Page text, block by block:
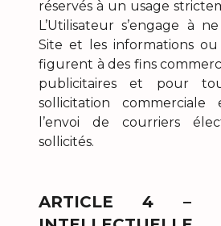
réservés à un usage
L’Utilisateur s’engage à
Site et les informations
figurent à des fins
publicitaires et pour
sollicitation commerciale
l’envoi de courriers
sollicités.
ARTICLE 4 –